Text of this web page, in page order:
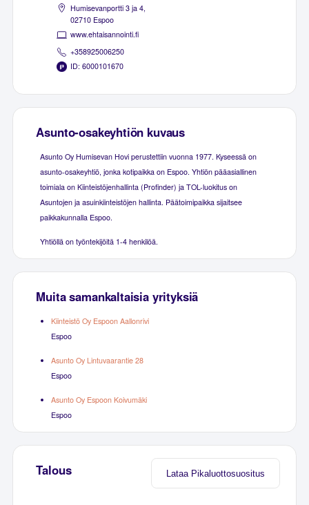
Humisevanportti 3 ja 4,
02710 Espoo
www.ehtaisannointi.fi
+358925006250
ID: 6000101670
Asunto-osakeyhtiön kuvaus
Asunto Oy Humisevan Hovi perustettiin vuonna 1977. Kyseessä on
asunto-osakeyhtiö, jonka kotipaikka on Espoo. Yhtiön pääasiallinen
toimiala on Kiinteistöjenhallinta (Profinder) ja TOL-luokitus on
Asuntojen ja asuinkiinteistöjen hallinta. Päätoimipaikka sijaitsee
paikkakunnalla Espoo.
Yhtiöllä on työntekijöitä 1-4 henkilöä.
Muita samankaltaisia yrityksiä
Kiinteistö Oy Espoon Aallonrivi
Espoo
Asunto Oy Lintuvaarantie 28
Espoo
Asunto Oy Espoon Koivumäki
Espoo
Lataa Pikaluottosuositus
Talous